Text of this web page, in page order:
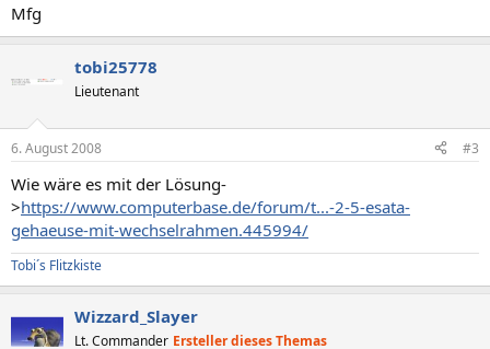
Mfg
tobi25778
Lieutenant
6. August 2008 #3
Wie wäre es mit der Lösung-
>https://www.computerbase.de/forum/t...-2-5-esata-
gehaeuse-mit-wechselrahmen.445994/
Tobi´s Flitzkiste
Wizzard_Slayer
Lt. Commander Ersteller dieses Themas